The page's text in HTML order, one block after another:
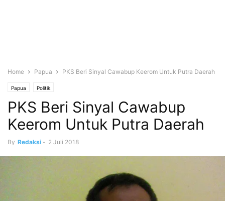
Home Papua PKS Beri Sinyal Cawabup Keerom Untuk Putra Daerah
Papua Politik
PKS Beri Sinyal Cawabup
Keerom Untuk Putra Daerah
By Redaksi - 2 Juli 2018